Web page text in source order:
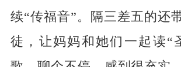
续“传福音”。隔三差五的还
徒，让妈妈和她们一起读“